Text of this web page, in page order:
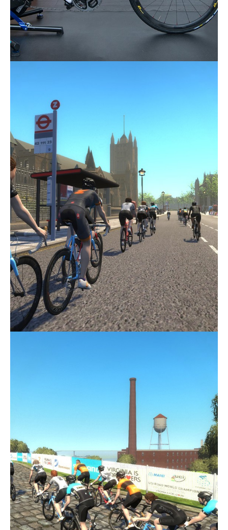
Actualités
Technologies
Tests de produits
Conseils
Tendances
Tous nos articles
À propos